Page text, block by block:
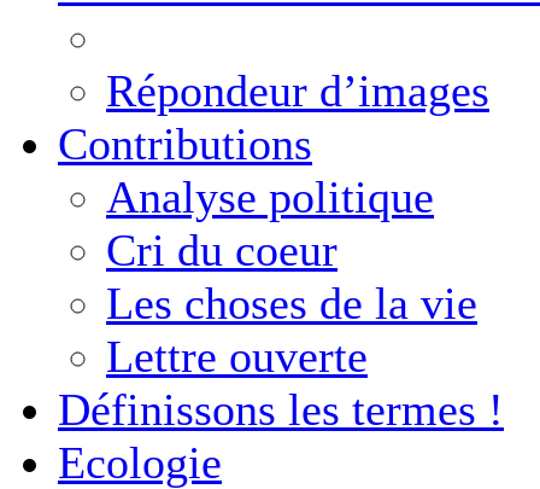
Répondeur d’images
Contributions
Analyse politique
Cri du coeur
Les choses de la vie
Lettre ouverte
Définissons les termes !
Ecologie